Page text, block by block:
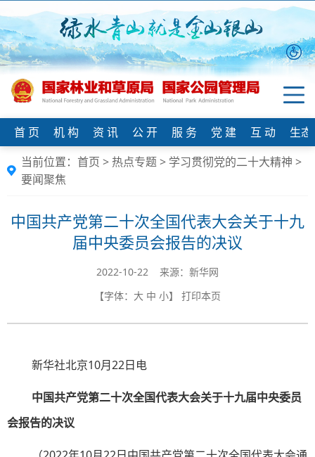
首 页 机 构 资 讯 公 开 服 务 党 建 互 动
生
当前位置： 首页 > 热点专题> 学习贯彻党的二十大精神 >
要闻聚焦
中国共产党第二十次全国代表大会关于十九
届中央委员会报告的决议
2022-10-22 来源：新华网
【字体： 大 中 小】 打印本页
新华社北京10月22日电
中国共产党第二十次全国代表大会关于十九届中央委员
会报告的决议